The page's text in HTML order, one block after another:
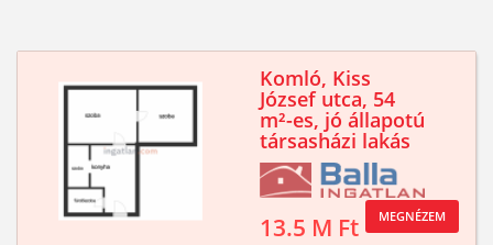
Komló, Kiss
József utca, 54
m²-es, jó állapotú
társasházi lakás
13.5 M Ft MEGNÉZEM